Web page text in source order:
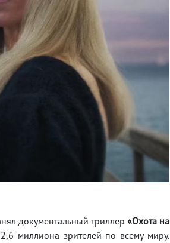
документальный триллер «Охота на
миллиона зрителей по всему миру.